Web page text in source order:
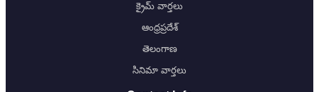
క్రైమ్ వార్తలు
ఆంధ్రప్రదేశ్
తెలంగాణ
సినిమా వార్తలు